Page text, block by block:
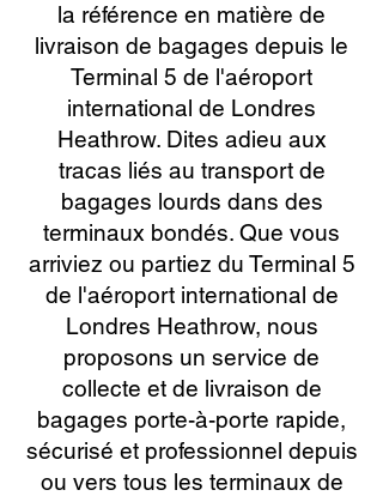
la référence en matière de
livraison de bagages depuis le
Terminal 5 de l'aéroport
international de Londres
Heathrow. Dites adieu aux
tracas liés au transport de
bagages lourds dans des
terminaux bondés. Que vous
arriviez ou partiez du Terminal 5
de l'aéroport international de
Londres Heathrow, nous
proposons un service de
collecte et de livraison de
bagages porte-à-porte rapide,
sécurisé et professionnel depuis
ou vers tous les terminaux de